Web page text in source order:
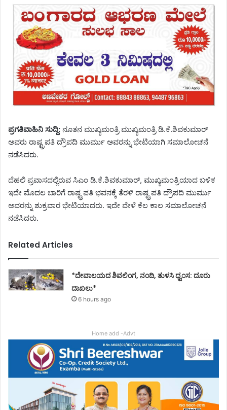
ಪ್ರಗತಿವಾಹಿನಿ ಸುದ್ದಿ: ನೂತನ ಮುಖ್ಯಮಂತ್ರಿ ಮುಖ್ಯಮಂತ್ರಿ ಡಿ.ಕೆ.ಶಿವಕುಮಾರ್
ಅವರು ರಾಷ್ಟ್ರಪತಿ ದ್ರೌಪದಿ ಮುರ್ಮು ಅವರನ್ನು ಭೇಟಿಯಾಗಿ ಸಮಾಲೋಚನೆ
ನಡೆಸಿದರು.
ದೆಹಲಿ ಪ್ರವಾಸದಲ್ಲಿರುವ ಸಿಎಂ ಡಿ.ಕೆ.ಶಿವಕುಮಾರ್, ಮುಖ್ಯಮಂತ್ರಿಯಾದ ಬಳಿಕ
ಇದೇ ಮೊದಲ ಬಾರಿಗೆ ರಾಷ್ಟ್ರಪತಿ ಭವನಕ್ಕೆ ತೆರಳಿ ರಾಷ್ಟ್ರಪತಿ ದ್ರೌಪದಿ ಮುರ್ಮು
ಅವರನ್ನು ಶುಕ್ರವಾರ ಭೇಟಿಯಾದರು. ಇದೇ ವೇಳೆ ಕೆಲ ಕಾಲ ಸಮಾಲೋಚನೆ
ನಡೆಸಿದರು.
Related Articles
*ದೇವಾಲಯದ ಶಿವಲಿಂಗ, ನಂದಿ, ತುಳಸಿ ಧ್ವಂಸ: ದೂರು
ದಾಖಲು*
6 hours ago
Home add -Advt